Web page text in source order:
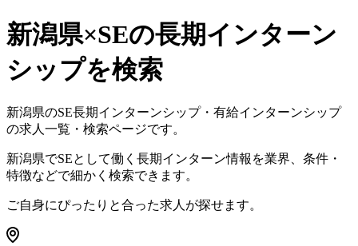
新潟県×SEの長期インターン
シップを検索
新潟県のSE長期インターンシップ・有給インターンシップ
の求人一覧・検索ページです。
新潟県でSEとして働く長期インターン情報を業界、条件・
特徴などで細かく検索できます。
ご自身にぴったりと合った求人が探せます。